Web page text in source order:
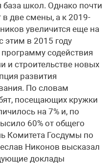
база школ. Однако почти
в две смены, а к 2019-
увеличится еще на
этим в 2015 году
программу содействия
и строительстве новых
развития
По словам
посещающих кружки
на 7% и, по
60% от общего
Комитета Госдумы по
Никонов высказал
доклады